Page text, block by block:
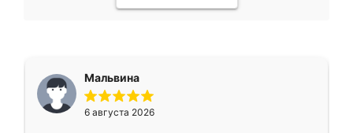
Мальвина
6 августа 2026